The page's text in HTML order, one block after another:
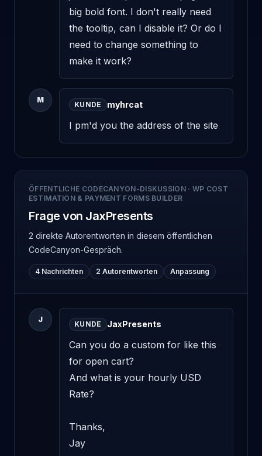
big bold font. I don't really need
the tooltip, can I disable it? Or do I
need to change something to
make it work?
M
KUNDE myhrcat
I pm'd you the address of the site
ÖFFENTLICHE CODECANYON-DISKUSSION· WP COST
ESTIMATION & PAYMENT FORMS BUILDER
Frage von JaxPresents
2 direkte Autorentworten in diesem öffentlichen
CodeCanyon-Gespräch.
4 Nachrichten 2 Autorentworten Anpassung
J
KUNDE JaxPresents
Can you do a custom for like this
for open cart?
And what is your hourly USD
Rate?
Thanks,
Jay